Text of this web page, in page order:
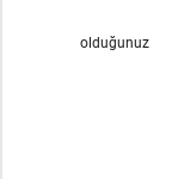
olduğunuz